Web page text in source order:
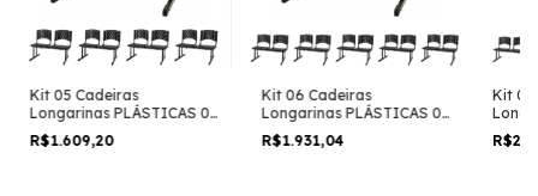
Kit 05 Cadeiras
Longarinas PLÁSTICAS 02
Lugares – Cor PRETA –
REALPLAST – 23021
R$1.609,20
Kit 06 Cadeiras
Longarinas PLÁSTICAS 02
Lugares – Cor PRETA –
REALPLAST – 23022
R$1.931,04
Kit 08